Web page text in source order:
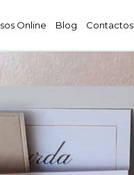
Online Blog Contactos